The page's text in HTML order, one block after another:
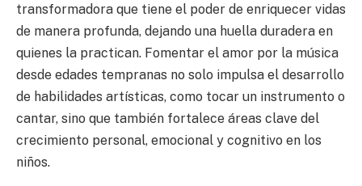
transformadora que tiene el poder de enriquecer vidas
de manera profunda, dejando una huella duradera en
quienes la practican. Fomentar el amor por la música
desde edades tempranas no solo impulsa el desarrollo
de habilidades artísticas, como tocar un instrumento o
cantar, sino que también fortalece áreas clave del
crecimiento personal, emocional y cognitivo en los
niños.